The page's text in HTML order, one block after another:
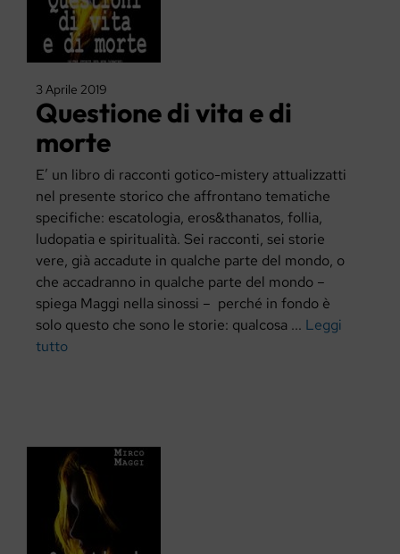
3 Aprile 2019
Questione di vita e di
morte
E’ un libro di racconti gotico-mistery attualizzatti
nel presente storico che affrontano tematiche
specifiche: escatologia, eros&thanatos, follia,
ludopatia e spiritualità. Sei racconti, sei storie
vere, già accadute in qualche parte del mondo, o
che accadranno in qualche parte del mondo –
spiega Maggi nella sinossi – perché in fondo è
solo questo che sono le storie: qualcosa ... Leggi
tutto